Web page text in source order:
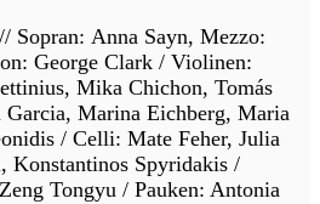
// Sopran: Anna Sayn, Mezzo:
George Clark / Violinen:
Mika Chichon, Tomás
Marina Eichberg, Maria
/ Celli: Mate Feher, Julia
Konstantinos Spyridakis /
Tongyu / Pauken: Antonia